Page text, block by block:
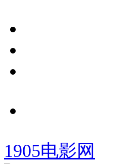
1905电影网